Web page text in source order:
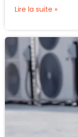
Lire la suite »